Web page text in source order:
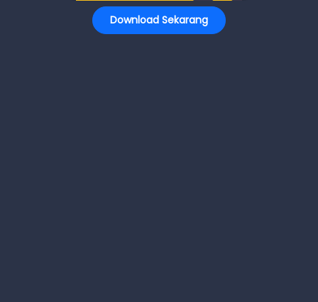
Download Sekarang